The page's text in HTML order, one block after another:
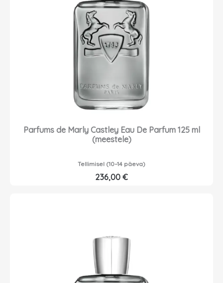
Parfums de Marly Castley Eau De Parfum 125 ml
(meestele)
Tellimisel (10–14 päeva)
236,00 €